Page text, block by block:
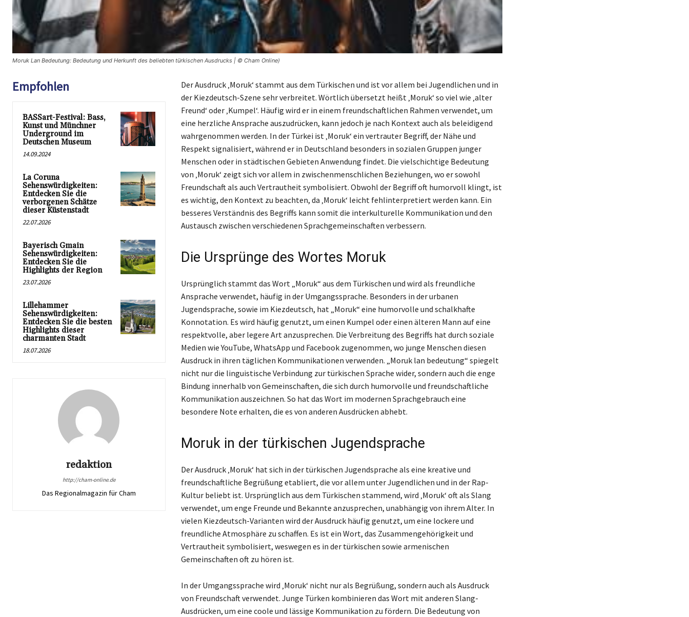
Moruk Lan Bedeutung: Bedeutung und Herkunft des beliebten türkischen Ausdrucks | © Cham Online)
Empfohlen
BASSart-Festival: Bass,
Kunst und Münchner
Underground im
Deutschen Museum
14.09.2024
La Coruna
Sehenswürdigkeiten:
Entdecken Sie die
verborgenen Schätze
dieser Küstenstadt
22.07.2026
Bayerisch Gmain
Sehenswürdigkeiten:
Entdecken Sie die
Highlights der Region
23.07.2026
Lillehammer
Sehenswürdigkeiten:
Entdecken Sie die besten
Highlights dieser
charmanten Stadt
18.07.2026
redaktion
http://cham-online.de
Das Regionalmagazin für Cham
Der Ausdruck ‚Moruk‘ stammt aus dem Türkischen und ist vor allem bei Jugendlichen und in
der Kiezdeutsch-Szene sehr verbreitet. Wörtlich übersetzt heißt ‚Moruk‘ so viel wie ‚alter
Freund‘ oder ‚Kumpel‘. Häufig wird er in einem freundschaftlichen Rahmen verwendet, um
eine herzliche Ansprache auszudrücken, kann jedoch je nach Kontext auch als beleidigend
wahrgenommen werden. In der Türkei ist ‚Moruk‘ ein vertrauter Begriff, der Nähe und
Respekt signalisiert, während er in Deutschland besonders in sozialen Gruppen junger
Menschen oder in städtischen Gebieten Anwendung findet. Die vielschichtige Bedeutung
von ‚Moruk‘ zeigt sich vor allem in zwischenmenschlichen Beziehungen, wo er sowohl
Freundschaft als auch Vertrautheit symbolisiert. Obwohl der Begriff oft humorvoll klingt, ist
es wichtig, den Kontext zu beachten, da ‚Moruk‘ leicht fehlinterpretiert werden kann. Ein
besseres Verständnis des Begriffs kann somit die interkulturelle Kommunikation und den
Austausch zwischen verschiedenen Sprachgemeinschaften verbessern.
Die Ursprünge des Wortes Moruk
Ursprünglich stammt das Wort „Moruk“ aus dem Türkischen und wird als freundliche
Ansprache verwendet, häufig in der Umgangssprache. Besonders in der urbanen
Jugendsprache, sowie im Kiezdeutsch, hat „Moruk“ eine humorvolle und schalkhafte
Konnotation. Es wird häufig genutzt, um einen Kumpel oder einen älteren Mann auf eine
respektvolle, aber legere Art anzusprechen. Die Verbreitung des Begriffs hat durch soziale
Medien wie YouTube, WhatsApp und Facebook zugenommen, wo junge Menschen diesen
Ausdruck in ihren täglichen Kommunikationen verwenden. „Moruk lan bedeutung“ spiegelt
nicht nur die linguistische Verbindung zur türkischen Sprache wider, sondern auch die enge
Bindung innerhalb von Gemeinschaften, die sich durch humorvolle und freundschaftliche
Kommunikation auszeichnen. So hat das Wort im modernen Sprachgebrauch eine
besondere Note erhalten, die es von anderen Ausdrücken abhebt.
Moruk in der türkischen Jugendsprache
Der Ausdruck ‚Moruk‘ hat sich in der türkischen Jugendsprache als eine kreative und
freundschaftliche Begrüßung etabliert, die vor allem unter Jugendlichen und in der Rap-
Kultur beliebt ist. Ursprünglich aus dem Türkischen stammend, wird ‚Moruk‘ oft als Slang
verwendet, um enge Freunde und Bekannte anzusprechen, unabhängig von ihrem Alter. In
vielen Kiezdeutsch-Varianten wird der Ausdruck häufig genutzt, um eine lockere und
freundliche Atmosphäre zu schaffen. Es ist ein Wort, das Zusammengehörigkeit und
Vertrautheit symbolisiert, weswegen es in der türkischen sowie armenischen
Gemeinschaften oft zu hören ist.
In der Umgangssprache wird ‚Moruk‘ nicht nur als Begrüßung, sondern auch als Ausdruck
von Freundschaft verwendet. Junge Türken kombinieren das Wort mit anderen Slang-
Ausdrücken, um eine coole und lässige Kommunikation zu fördern. Die Bedeutung von